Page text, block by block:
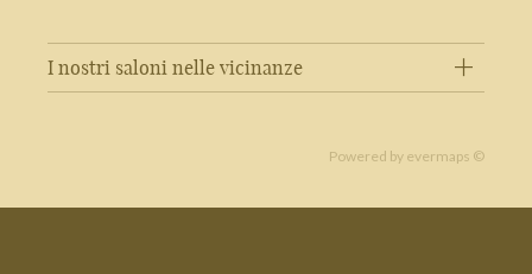
I nostri saloni nelle vicinanze
Powered by evermaps ©